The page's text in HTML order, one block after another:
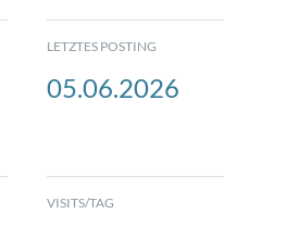
LETZTES POSTING
05.06.2026
VISITS/TAG